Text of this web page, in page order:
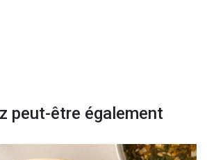
peut-être également